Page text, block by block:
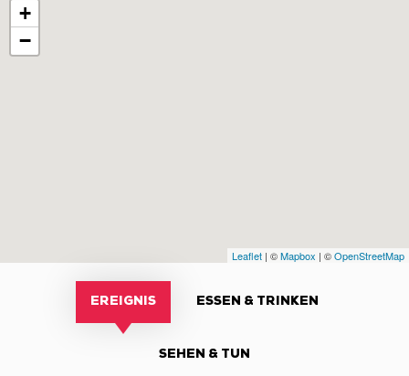
+
−
Leaflet | ©Mapbox | ©OpenStreetMap
EREIGNIS ESSEN & TRINKEN
SEHEN & TUN